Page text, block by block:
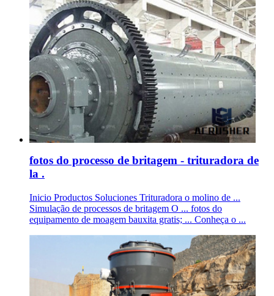
fotos do processo de britagem - trituradora de
la .
Inicio Productos Soluciones Trituradora o molino de ...
Simulação de processos de britagem O ... fotos do
equipamento de moagem bauxita gratis; ... Conheça o ...